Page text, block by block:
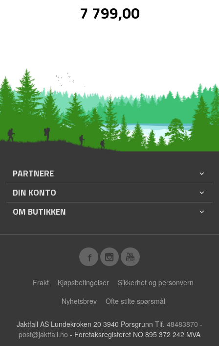
Pris
7 799,00mva.
PARTNERE
DIN KONTO
OM BUTIKKEN
Frakt Kjøpsbetingelser
Sikkerhet og personvern
Nyhetsbrev
Ofte stilte spørsmål
Jaktfall AS Lundekroken 20 3940 Porsgrunn Tlf. 48483870 -
post@jaktfall.no - Foretaksregisteret NO 895 372 242 MVA